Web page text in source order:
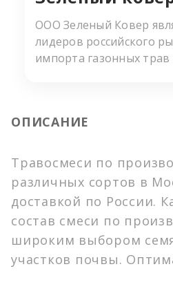
ООО Зеленый Ковер
лидеров российского
импорта газонных
Канады и стран
покупателям
качество и
газонных травосмесей.
ОПИСАНИЕ
Травосмеси по
различных сортов в
доставкой по России.
состав смеси по
широким выбором
участков почвы.